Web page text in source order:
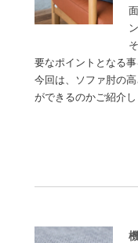
要なポイントとなる事
今回は、ソファ肘の
ができるのかご紹介